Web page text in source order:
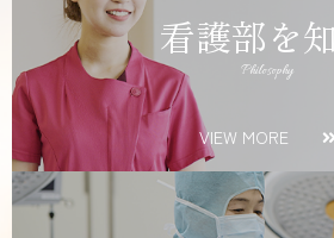
看護部を
Philosophy
VIEW MORE